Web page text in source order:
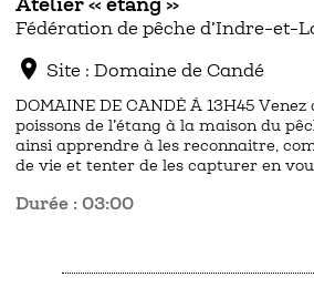
Atelier « étang »
Fédération de pêche d’Indre-et-
location_on Site : Domaine de Candé
DOMAINE DE CANDÉ À 13H45
poissons de l’étang à la maison du
ainsi apprendre à les reconnaitre,
de vie et tenter de les capturer en
Durée : 03:00